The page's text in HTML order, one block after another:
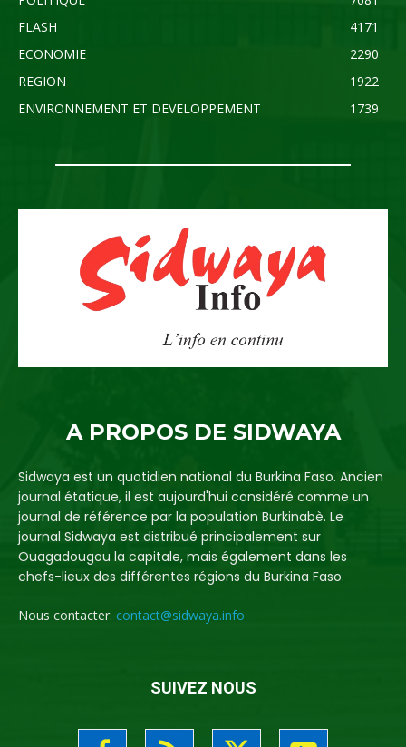
FLASH
4171
ECONOMIE
2290
REGION
1922
ENVIRONNEMENT ET DEVELOPPEMENT
1739
A PROPOS DE SIDWAYA
Sidwaya est un quotidien national du Burkina Faso. Ancien
journal étatique, il est aujourd'hui considéré comme un
journal de référence par la population Burkinabè. Le
journal Sidwaya est distribué principalement sur
Ouagadougou la capitale, mais également dans les
chefs-lieux des différentes régions du Burkina Faso.
Nous contacter: contact@sidwaya.info
SUIVEZ NOUS